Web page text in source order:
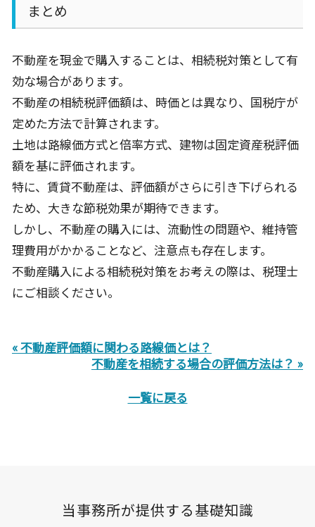
まとめ
不動産を現金で購入することは、相続税対策として有
効な場合があります。
不動産の相続税評価額は、時価とは異なり、国税庁が
定めた方法で計算されます。
土地は路線価方式と倍率方式、建物は固定資産税評価
額を基に評価されます。
特に、賃貸不動産は、評価額がさらに引き下げられる
ため、大きな節税効果が期待できます。
しかし、不動産の購入には、流動性の問題や、維持管
理費用がかかることなど、注意点も存在します。
不動産購入による相続税対策をお考えの際は、税理士
にご相談ください。
« 不動産評価額に関わる路線価とは？
不動産を相続する場合の評価方法は？ »
一覧に戻る
当事務所が提供する基礎知識